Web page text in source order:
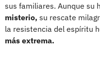
sus familiares. Aunque su
misterio, su rescate
la resistencia del espíritu
más extrema.